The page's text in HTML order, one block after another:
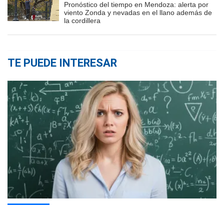
Pronóstico del tiempo en Mendoza: alerta por
viento Zonda y nevadas en el llano además de
la cordillera
TE PUEDE INTERESAR